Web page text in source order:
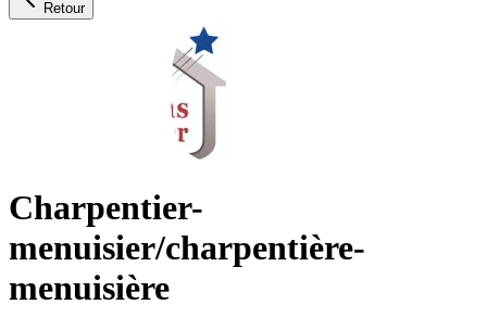
Retour
Charpentier-
menuisier/charpentière-
menuisière